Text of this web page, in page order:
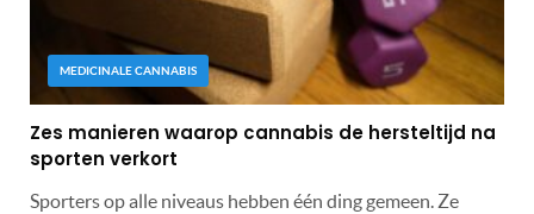
MEDICINALE CANNABIS
Zes manieren waarop cannabis de hersteltijd na
sporten verkort
Sporters op alle niveaus hebben één ding gemeen. Ze